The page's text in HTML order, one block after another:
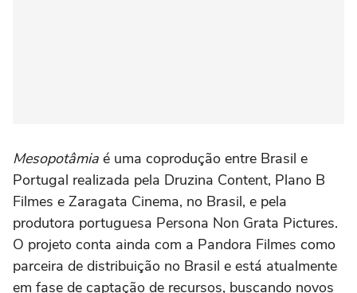
Mesopotâmia é uma coprodução entre Brasil e
Portugal realizada pela Druzina Content, Plano B
Filmes e Zaragata Cinema, no Brasil, e pela
produtora portuguesa Persona Non Grata Pictures.
O projeto conta ainda com a Pandora Filmes como
parceira de distribuição no Brasil e está atualmente
em fase de captação de recursos, buscando novos